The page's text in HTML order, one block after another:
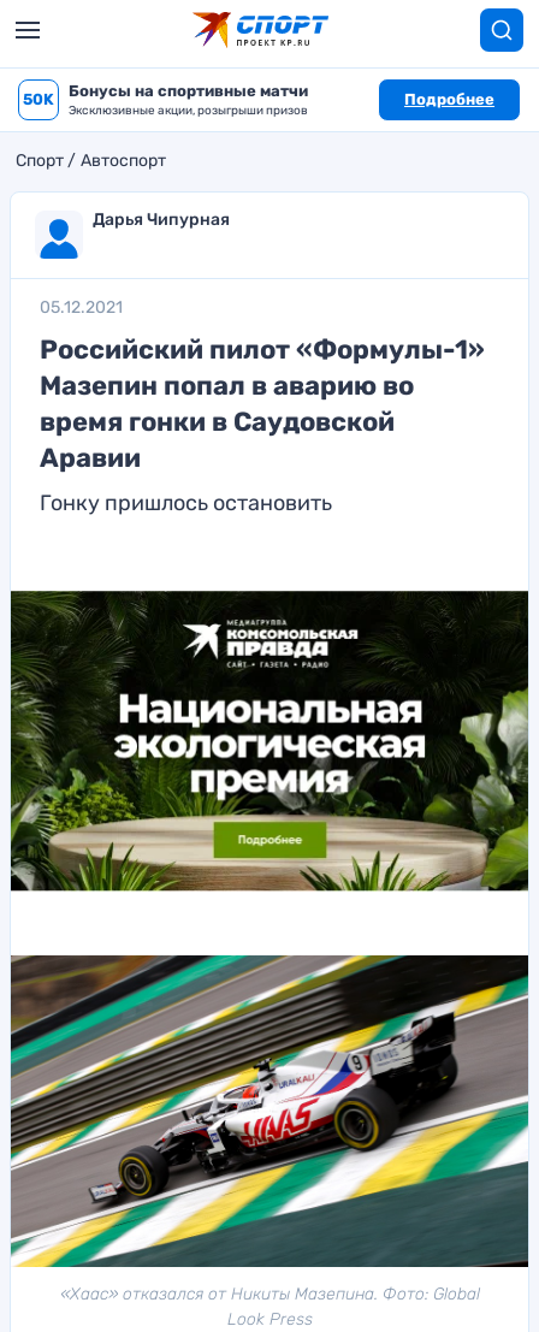
50K Бонусы на спортивные матчи
Эксклюзивные акции, розыгрыши призов
Подробнее
Спорт Автоспорт
Дарья Чипурная
05.12.2021
Российский пилот «Формулы-1»
Мазепин попал в аварию во
время гонки в Саудовской
Аравии
Гонку пришлось остановить
«Хаас» отказался от Никиты Мазепина. Фото: Global
Look Press